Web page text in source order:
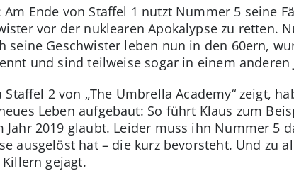
Ende von Staffel 1 nutzt Nummer 5 seine
vor der nuklearen Apokalypse zu retten.
seine Geschwister leben nun in den 60ern,
und sind teilweise sogar in einem anderen
2 von „The Umbrella Academy“ zeigt,
Leben aufgebaut: So führt Klaus zum
Jahr 2019 glaubt. Leider muss ihn Nummer 5
ausgelöst hat – die kurz bevorsteht. Und zu
gejagt.